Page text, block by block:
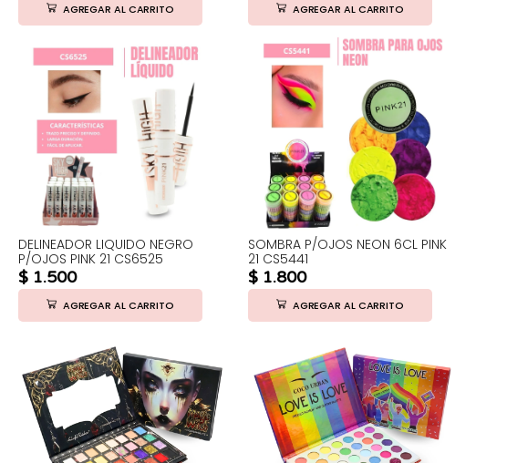
AGREGAR AL CARRITO AGREGAR AL CARRITO
DELINEADOR LIQUIDO NEGRO
P/OJOS PINK 21 CS6525
$ 1.500
AGREGAR AL CARRITO
SOMBRA P/OJOS NEON 6CL PINK
21 CS5441
$ 1.800
AGREGAR AL CARRITO